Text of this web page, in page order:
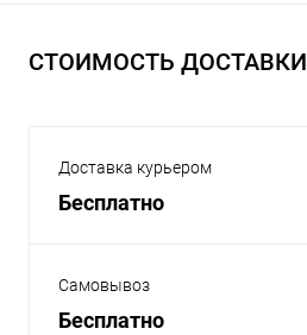
СТОИМОСТЬ ДОСТАВКИ
Доставка курьером
Бесплатно
Самовывоз
Бесплатно